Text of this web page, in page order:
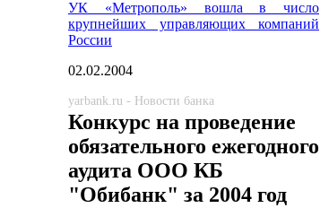
УК «Метрополь» вошла в число
крупнейших управляющих компаний
России
02.02.2004
yarbank.ru - Новости банка
Конкурс на проведение
обязательного ежегодного
аудита ООО КБ
"Обибанк" за 2004 год